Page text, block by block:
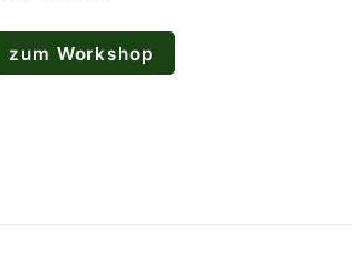
zum Workshop